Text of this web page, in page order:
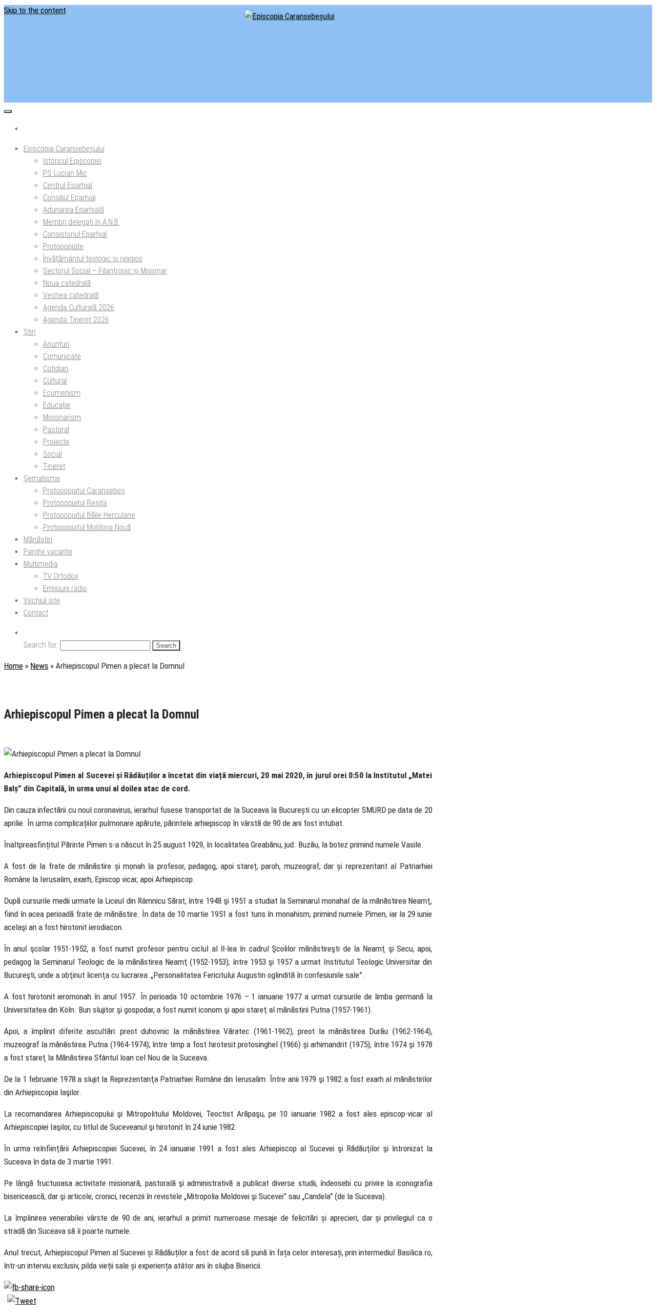
Skip to the content
Episcopia Caransebeșului
Istoricul Episcopiei
PS Lucian Mic
Centrul Eparhial
Consiliul Eparhial
Adunarea Eparhială
Membri delegaţi în A.N.B.
Consistoriul Eparhial
Protopopiate
Învăţământul teologic şi religios
Sectorul Social – Filantropic și Misionar
Noua catedrală
Vechea catedrală
Agenda Culturală 2026
Agenda Tineret 2026
Știri
Anunțuri
Comunicate
Cotidian
Cultural
Ecumenism
Educație
Misionarism
Pastoral
Proiecte
Social
Tineret
Șematisme
Protopopiatul Caransebeș
Protopopiatul Reșița
Protopopiatul Băile Herculane
Protopopiatul Moldova Nouă
Mănăstiri
Parohii vacante
Multimedia
TV Ortodox
Emisiuni radio
Vechiul site
Contact
Search for:
Home » News » Arhiepiscopul Pimen a plecat la Domnul
Arhiepiscopul Pimen a plecat la Domnul
Arhiepiscopul Pimen al Sucevei și Rădăuților a încetat din viață miercuri, 20 mai 2020, în jurul orei 0:50 la Institutul „Matei
Balș” din Capitală, în urma unui al doilea atac de cord.
Din cauza infectării cu noul coronavirus, ierarhul fusese transportat de la Suceava la București cu un elicopter SMURD pe data de 20
aprilie. În urma complicațiilor pulmonare apărute, părintele arhiepiscop în vârstă de 90 de ani fost intubat.
Înaltpreasfințitul Părinte Pimen s-a născut în 25 august 1929, în localitatea Greabănu, jud. Buzău, la botez primind numele Vasile.
A fost de la frate de mănăstire și monah la profesor, pedagog, apoi stareț, paroh, muzeograf, dar și reprezentant al Patriarhiei
Române la Ierusalim, exarh, Episcop vicar, apoi Arhiepiscop.
După cursurile medii urmate la Liceul din Râmnicu Sărat, între 1948 şi 1951 a studiat la Semi­narul monahal de la mănăstirea Neamţ,
fiind în acea perioadă frate de mănăstire. În data de 10 martie 1951 a fost tuns în monahism, pri­mind numele Pimen, iar la 29 iunie
acelaşi an a fost hirotonit ierodiacon.
În anul şco­lar 1951-1952, a fost numit profesor pen­tru ciclul al ll-lea în cadrul Şcolilor mănăs­tireşti de la Neamţ şi Secu, apoi,
pedagog la Seminarul Teologic de la mănăstirea Neamţ (1952-1953); între 1953 şi 1957 a urmat Institutul Teologic Universitar din
Bucureşti, unde a obţinut licenţa cu lucra­rea: „Personalitatea Fericitului Augustin oglindită în confesiunile sale”.
A fost hirotonit ieromonah în anul 1957. În perioada 10 octombrie 1976 – 1 ianuarie 1977 a urmat cursurile de limba germană la
Universita­tea din Köln. Bun slujitor şi gospodar, a fost numit iconom şi apoi stareţ al mănăstirii Putna (1957-1961).
Apoi, a împlinit diferite ascultări: preot duhovnic la mănăstirea Văratec (1961-1962), preot la mănăstirea Durău (1962-1964),
muzeograf la mănăs­tirea Putna (1964-1974); între timp a fost hirotesit protosinghel (1966) şi arhiman­drit (1975); între 1974 şi 1978
a fost stareţ la Mănăstirea Sfântul loan cel Nou de la Suceava.
De la 1 februarie 1978 a slujit la Reprezentanţa Patriarhiei Române din Ierusalim. Între anii 1979 şi 1982 a fost exarh al mănăstirilor
din Arhiepiscopia laşilor.
La recomandarea Arhiepiscopului şi Mitropo­litului Moldovei, Teoctist Arăpaşu, pe 10 ianuarie 1982 a fost ales episcop-vicar al
Arhiepiscopiei Iaşilor, cu titlul de Sucevea­nul şi hirotonit în 24 iunie 1982.
În urma reînfiinţării Arhiepiscopiei Sucevei, în 24 ianuarie 1991 a fost ales Arhiepiscop al Sucevei şi Rădăuţilor şi întronizat la
Suceava în data de 3 martie 1991.
Pe lângă fructuoasa activitate misionară, pastorală şi administrativă a publicat diverse studii, îndeosebi cu privire la iconogra­fia
bisericească, dar şi articole, cronici, recenzii în revistele „Mitropolia Moldovei şi Sucevei” sau „Candela” (de la Suceava).
La împlinirea venerabilei vârste de 90 de ani, ierarhul a primit numeroase mesaje de felicitări și aprecieri, dar și privilegiul ca o
stradă din Suceava să îi poarte numele.
Anul trecut, Arhiepiscopul Pimen al Sucevei și Rădăuților a fost de acord să pună în fața celor interesați, prin intermediul Basilica.ro,
într-un interviu exclusiv, pilda vieții sale și experiența atâtor ani în slujba Bisericii.